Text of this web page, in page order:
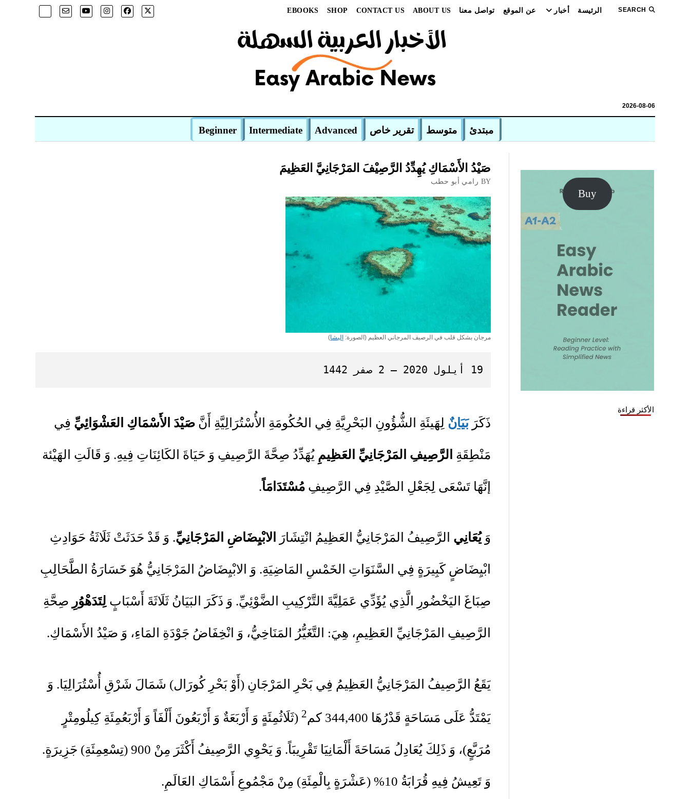
SEARCH الرئيسة أخبار عن الموقع تواصل معنا ABOUT US
CONTACT US
SHOP
EBOOKS
2026-08-06
مبتدئ متوسط تقرير خاص Advanced
Intermediate
Beginner
Buy
الأكثر قراءة
صَيْدُ الأَسْمَاكِ يُهِدِّدُ الرَّصِيْفَ المَرْجَانِيَّ العَظِيمَ
BY رامي أبو حطب
مرجان بشكل قلب في الرصيف المرجاني العظيم (الصورة: إليشا)
19 أيلول 2020 – 2 صفر 1442
ذَكَرَبَيَانٌ لِهَيئَةِ الشُّؤُونِ البَحْرِيَّةِ فِي الحُكُومَةِ الأُسْتُرَالِيَّةِ أَنَّ صَيْدَ الأَسْمَاكِ العَشْوَائِيِّ فِي
مَنْطِقَةِ الرَّصِيفِ المَرْجَانِيِّ العَظِيمِ يُهَدِّدُ صِحَّةَ الرَّصِيفِ وَ حَيَاةَ الكَائِنَاتِ فِيهِ. وَ قَالَتِ الهَيْئة
إنَّهَا تَسْعَى لِجَعْلِ الصَّيْدِ فِي الرَّصِيفِ مُسْتَدَامَاً.
وَيُعَانِي الرَّصِيفُ المَرْجَانِيُّ العَظِيمُ انْتِشَارَ الابْيِضَاضِ المَرْجَانِيِّ. وَ قَدْ حَدَثَتْ ثَلَاثَةُ حَوَادِثِ
ابْيِضَاضٍ كَبِيرَةٍ فِي السَّنَوَاتِ الخَمْسِ المَاضِيَةِ. وَ الابْيِضَاضُ المَرْجَانِيُّ هُوَ خَسَارَةُ الطَّحَالِبِ
صِبَاغَ اليَخْضُورِ الَّذِي يُؤَدِّي عَمَلِيَّةَ التَّرْكِيبِ الضَّوْئِيِّ. وَ ذَكَرَ البَيَانُ ثَلَاثَةَ أَسْبَابٍ لِتَدَهْوُرِ صِحَّةِ
الرَّصِيفِ المَرْجَانِيِّ العَظِيمِ، هِيَ: التَّغَيُّرُ المَنَاخِيُّ، وَ انْخِفَاضُ جَوْدَةِ المَاءِ، وَ صَيْدُ الأَسْمَاكِ.
يَقَعُ الرَّصِيفُ المَرْجَانِيُّ العَظِيمُ فِي بَحْرِ المَرْجَانِ (أَوْ بَحْرِ كُورَال) شَمَالَ شَرْقِ أُسْتُرَالِيَا. وَ
يَمْتَدُّ عَلَى مَسَاحَةٍ قَدْرُهَا 344,400 كم 2 (ثَلَاثُمِئَةٍ وَ أَرْبَعَةٌ وَ أَرْبَعُونَ أَلْفَاً وَ أَرْبَعُمِئَةِ كِيلُومِتْرٍ
مُرَبَّعٍ)، وَ ذَلِكَ يُعَادِلُ مَسَاحَةَ أَلْمَانِيَا تَقْرِيبَاً. وَ يَحْوِي الرَّصِيفُ أَكْثَرَ مِنْ 900 (تِسْعِمِئَةِ) جَزِيرَةٍ.
وَ تَعِيشُ فِيهِ قُرَابَةُ 10% (عَشْرَةٍ بِالْمِئَةِ) مِنْ مَجْمُوعِ أَسْمَاكِ العَالَمِ.